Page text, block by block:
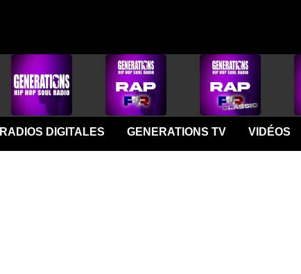
RADIOS DIGITALES GENERATIONS TV VIDÉOS